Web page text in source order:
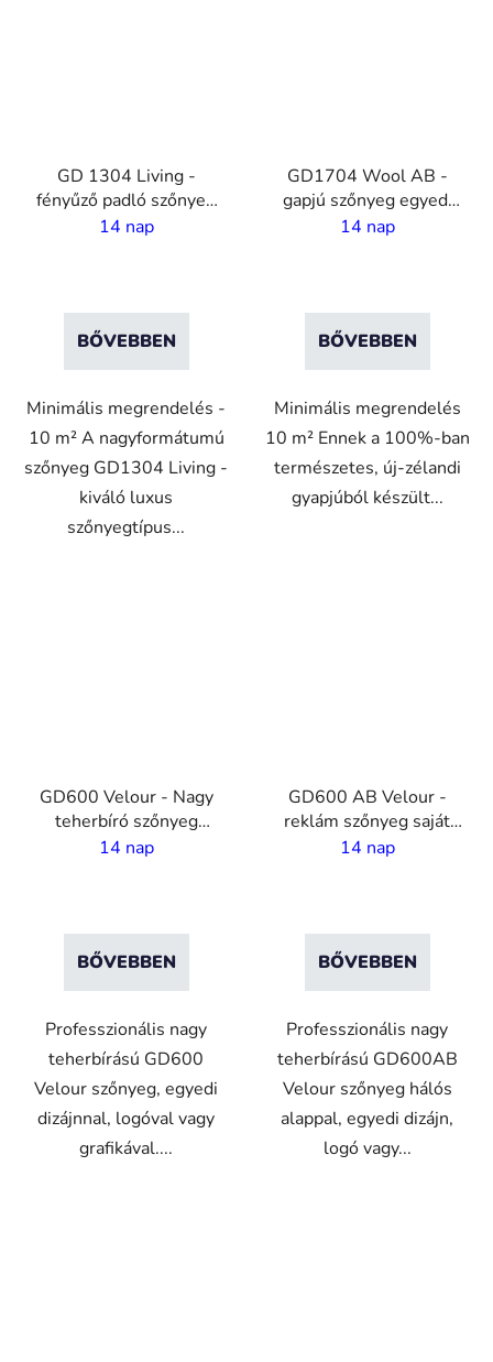
GD 1304 Living -
fényűző padló szőnyeg
egyedi nyomatással - 4
14 nap
BŐVEBBEN
Minimális megrendelés -
10 m² A nagyformátumú
szőnyeg GD1304 Living -
kiváló luxus
szőnyegtípus...
GD1704 Wool AB -
gapjú szőnyeg egyedi
nyomtatással - 4 m
14 nap
BŐVEBBEN
Minimális megrendelés
10 m² Ennek a 100%-ban
természetes, új-zélandi
gyapjúból készült...
GD600 Velour - Nagy
teherbíró szőnyeg
egyedi nyomtatással - 2
14 nap
BŐVEBBEN
Professzionális nagy
teherbírású GD600
Velour szőnyeg, egyedi
dizájnnal, logóval vagy
grafikával....
GD600 AB Velour -
reklám szőnyeg saját
nyomtatással- 2 m
14 nap
BŐVEBBEN
Professzionális nagy
teherbírású GD600AB
Velour szőnyeg hálós
alappal, egyedi dizájn,
logó vagy...